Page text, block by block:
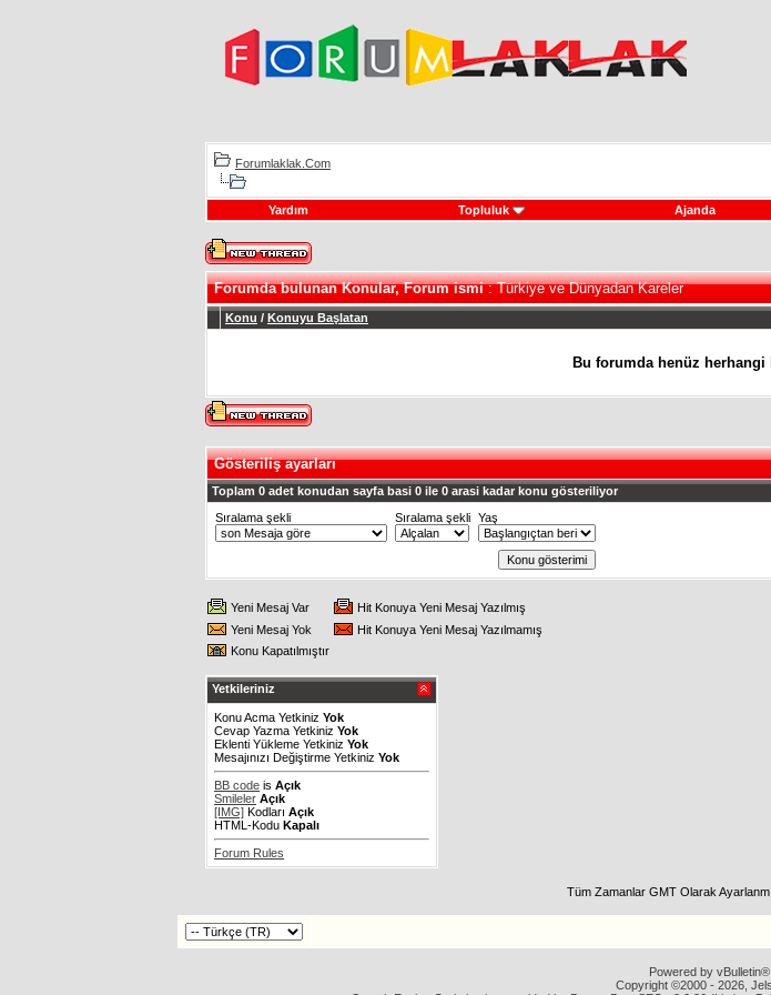
Forumlaklak.Com
Yardım Topluluk Ajanda
Forumda bulunan Konular, Forum ismi: Türkiye ve Dünyadan Kareler
Konu / Konuyu Başlatan
Bu forumda henüz
Gösteriliş ayarları
Toplam 0 adet konudan sayfa basi 0 ile 0 arasi kadar konu gösteriliyor
Sıralama şekli
Sıralama şekli Yaş
Yeni Mesaj Var
Hit Konuya Yeni Mesaj Yazılmış
Yeni Mesaj Yok
Hit Konuya Yeni Mesaj Yazılmamış
Konu Kapatılmıştır
Yetkileriniz
Konu Acma Yetkiniz Yok
Cevap Yazma Yetkiniz Yok
Eklenti Yükleme Yetkiniz Yok
Mesajınızı Değiştirme Yetkiniz Yok
BB code is Açık
Smileler Açık
[IMG] Kodları Açık
HTML-Kodu Kapalı
Forum Rules
Tüm Zamanlar GMT Olarak
Powered by
Copyright ©2000 - 2026,